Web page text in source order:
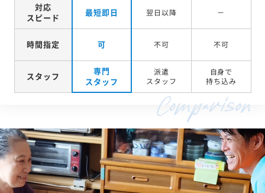
対応
スピード
最短即日 翌日以降 －
時間指定 可 不可 不可
スタッフ
専門
スタッフ
派遣
スタッフ
自身で
持ち込み